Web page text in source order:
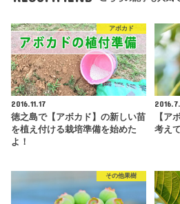
アボカド
2016.11.17
徳之島で【アボカド】の新しい苗
を植え付ける栽培準備を始めた
よ！
【ア
考え
その他果樹